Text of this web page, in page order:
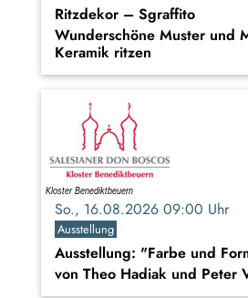
Ritzdekor – Sgraffito
Wunderschöne Muster und
Keramik ritzen
So., 16.08.2026 09:00 Uhr
Ausstellung
Ausstellung: "Farbe und
von Theo Hadiak und Peter